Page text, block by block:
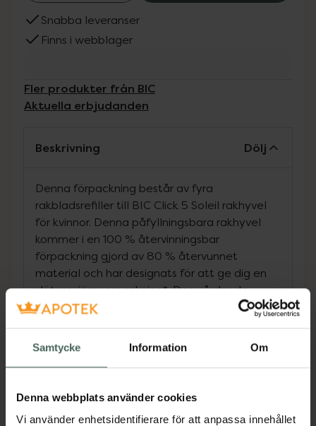
Samtycke Information Om
Denna webbplats använder cookies
Vi använder enhetsidentifierare för att anpassa innehållet
Snabba leveranser
Finns i webblager
Fler produkter från BIC
Aktuella erbjudanden
Beskrivning Dölj
Denna förpackning består av fyra
rakbladsrefiller till BIC Click 5 Soleil rakhyvel
för kvinnor. Denna påfyllningsbara rakhyvel
kommer i en 100 % återvinningsbar
förpackning gjord av 80 % återvunnet
material och har designats för att ge dig en
slätare, jämnare rakning*. Den vårdande,
inbyggda och återfuktande remsan är berikad
huvudet glider lätt längs kroppens alla
konturer och kurvor för att ge en felfri rakning
innovativa rakhyvlar som kommer i flera olika